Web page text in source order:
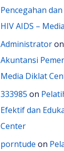
Pencegahan
HIV AIDS –
Administratoron
Akuntansi
Media Diklat
333985 on
Efektif dan
Center
porntude on